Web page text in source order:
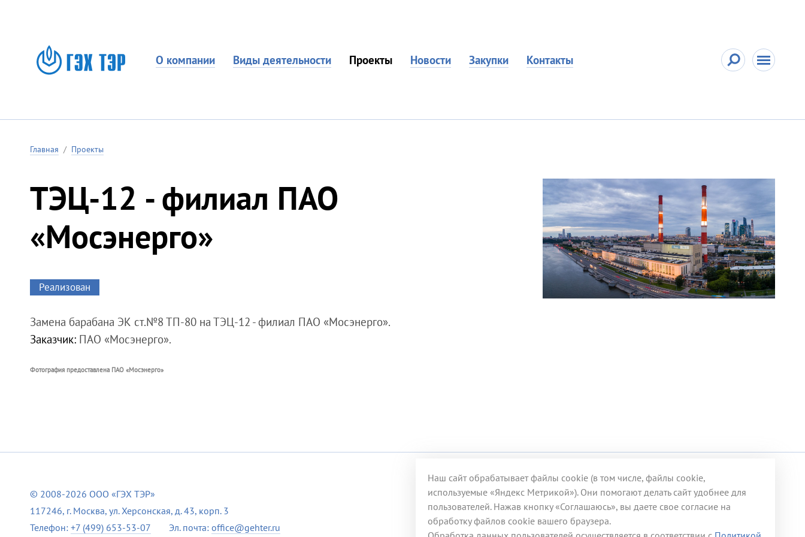
О компании Виды деятельности Проекты Новости Закупки Контакты
Главная / Проекты
ТЭЦ-12 - филиал ПАО
«Мосэнерго»
Реализован
Замена барабана ЭК ст.№8 ТП-80 на ТЭЦ-12 - филиал ПАО «Мосэнерго».
Заказчик: ПАО «Мосэнерго».
Фотография предоставлена ПАО «Мосэнерго»
© 2008-2026 ООО «ГЭХ ТЭР»
117246, г. Москва, ул. Херсонская, д. 43, корп. 3
Телефон: +7 (499) 653-53-07 Эл. почта: office@gehter.ru
Наш сайт обрабатывает файлы cookie (в том числе, файлы cookie,
используемые «Яндекс Метрикой»). Они помогают делать сайт удобнее для
пользователей. Нажав кнопку «Соглашаюсь», вы даете свое согласие на
обработку файлов cookie вашего браузера.